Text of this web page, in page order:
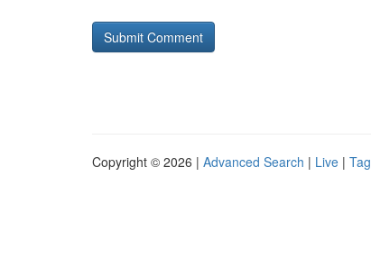
Copyright © 2026 | Advanced Search | Live |